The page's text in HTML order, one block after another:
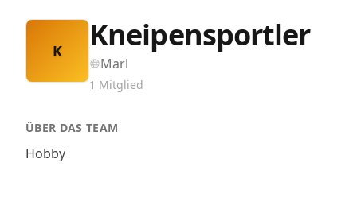
K Kneipensportler
Marl
1 Mitglied
ÜBER DAS TEAM
Hobby